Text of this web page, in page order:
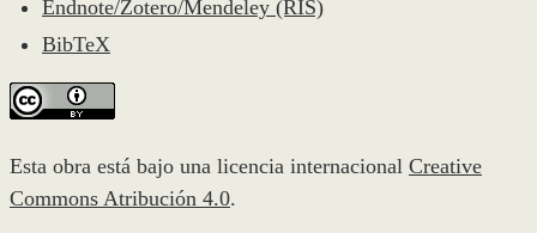
Endnote/Zotero/Mendeley (RIS)
BibTeX
Esta obra está bajo una licencia internacional Creative
Commons Atribución 4.0.